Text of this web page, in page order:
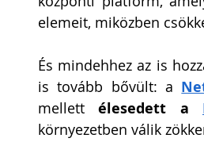
elemeit, miközben
És mindehhez az is
is tovább bővült: a
mellett élesedett a
környezetben válik